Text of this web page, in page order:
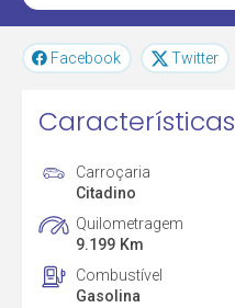
Facebook Twitter
Características
Carroçaria
Citadino
Quilometragem
9.199 Km
Combustível
Gasolina